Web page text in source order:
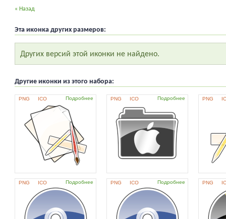
« Назад
Эта иконка других размеров:
Других версий этой иконки не найдено.
Другие иконки из этого набора:
PNG ICO Подробнее PNG ICO Подробнее PNG
PNG ICO Подробнее PNG ICO Подробнее PNG